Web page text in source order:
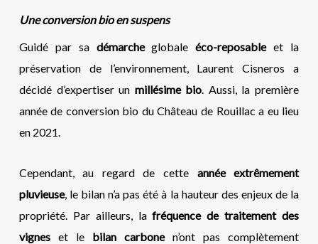
Une conversion bio en suspens
Guidé par sa démarcheglobaleéco-reposableet la
préservation de l’environnement, Laurent Cisneros a
décidé d’expertiser un millésime bio . Aussi, la première
année de conversion bio du Château de Rouillac a eu lieu
en 2021.
Cependant, au regard de cette année extrêmement
pluvieuse, le bilan n’a pas été à la hauteur des enjeux de la
propriété. Par ailleurs, lafréquence de traitement des
vigneset le bilan carbonen’ont pas complètement